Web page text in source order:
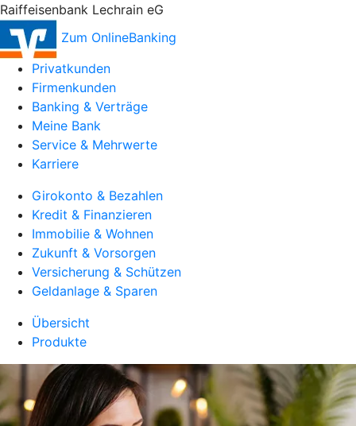
Raiffeisenbank Lechrain eG
Zum OnlineBanking
Privatkunden
Firmenkunden
Banking & Verträge
Meine Bank
Service & Mehrwerte
Karriere
Girokonto & Bezahlen
Kredit & Finanzieren
Immobilie & Wohnen
Zukunft & Vorsorgen
Versicherung & Schützen
Geldanlage & Sparen
Übersicht
Produkte